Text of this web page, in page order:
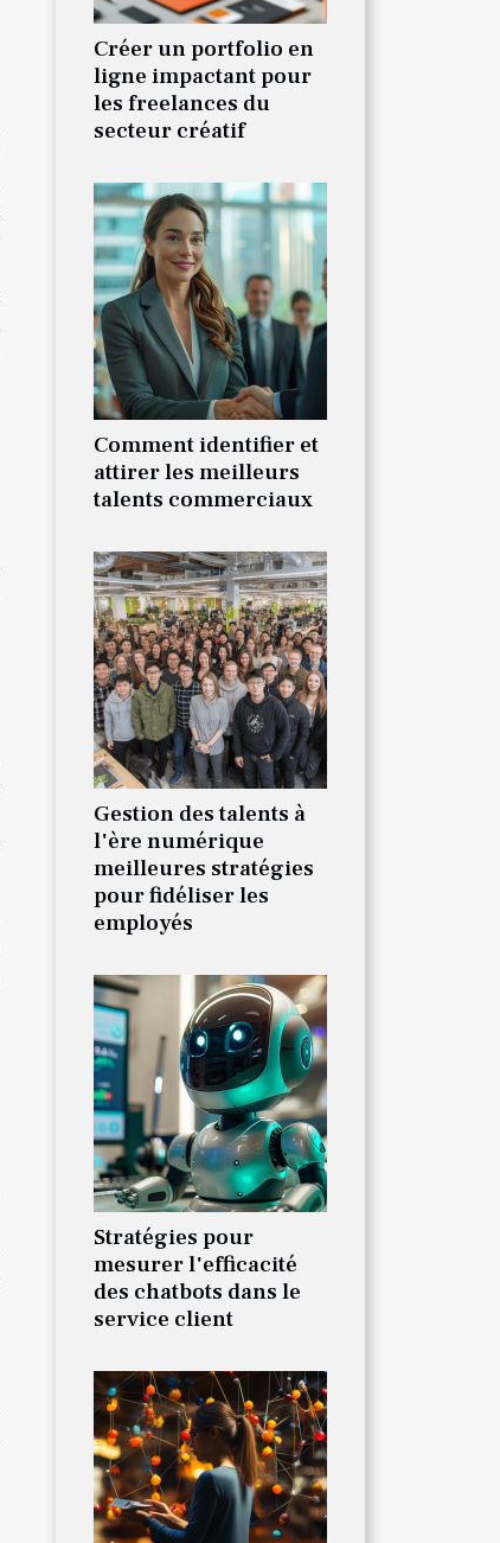
Créer un portfolio en
ligne impactant pour
les freelances du
secteur créatif
Comment identifier et
attirer les meilleurs
talents commerciaux
Gestion des talents à
l'ère numérique
meilleures stratégies
pour fidéliser les
employés
Stratégies pour
mesurer l'efficacité
des chatbots dans le
service client